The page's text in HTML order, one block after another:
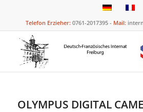
Telefon Erzieher: 0761-2017395 - Mail:
OLYMPUS DIGITAL